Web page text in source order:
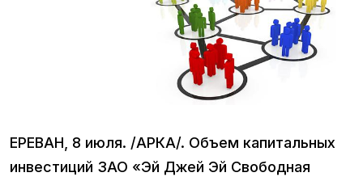
ЕРЕВАН, 8 июля. /АРКА/. Объем капитальных
инвестиций ЗАО «Эй Джей Эй Свободная